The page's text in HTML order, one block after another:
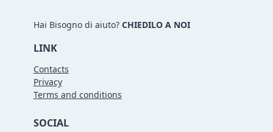
Hai Bisogno di aiuto? CHIEDILO A NOI
LINK
Contacts
Privacy
Terms and conditions
SOCIAL